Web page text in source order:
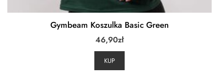
Gymbeam Koszulka Basic Green
46,90zł
KUP